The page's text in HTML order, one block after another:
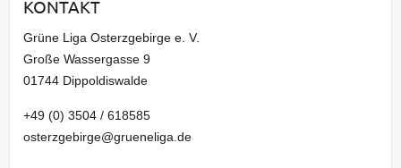
v
KONTAKT
Grüne Liga Osterzgebirge e. V.
Große Wassergasse 9
01744 Dippoldiswalde
+49 (0) 3504 / 618585
osterzgebirge@grueneliga.de